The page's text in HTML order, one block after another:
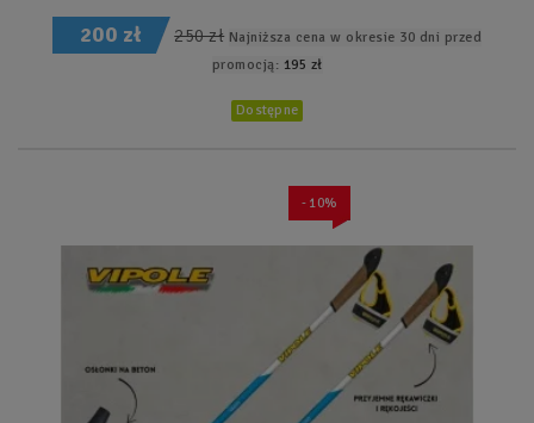
200 zł 250 zł Najniższa cena w okresie 30 dni przed
promocją: 195 zł
Dostępne
- 10%